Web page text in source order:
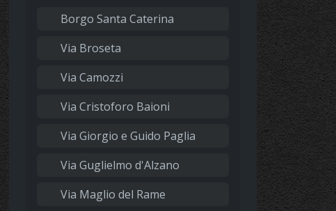
Borgo Santa Caterina
Via Broseta
Via Camozzi
Via Cristoforo Baioni
Via Giorgio e Guido Paglia
Via Guglielmo d'Alzano
Via Maglio del Rame